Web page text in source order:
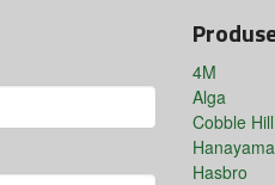
4M
Alga
Cobble Hill
Hanayama
Hasbro